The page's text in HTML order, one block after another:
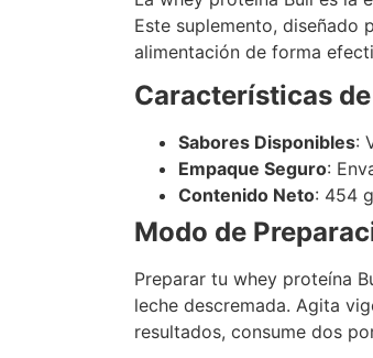
Este suplemento, diseñado
alimentación de forma
Características
Sabores Disponibles:
Empaque Seguro:
Contenido Neto: 454
Modo de
Preparar tu whey proteína
leche descremada. Agita
resultados, consume dos